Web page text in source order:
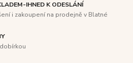
IHNED K ODESLÁNÍ
i zakoupení na prodejně v Blatné